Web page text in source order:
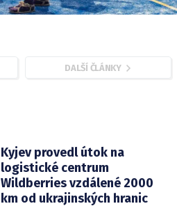
DALŠÍ ČLÁNKY
Kyjev provedl útok na
logistické centrum
Wildberries vzdálené 2000
km od ukrajinských hranic